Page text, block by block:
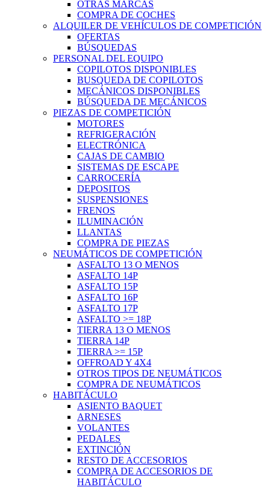
OTRAS MARCAS
COMPRA DE COCHES
ALQUILER DE VEHÍCULOS DE COMPETICIÓN
OFERTAS
BÚSQUEDAS
PERSONAL DEL EQUIPO
COPILOTOS DISPONIBLES
BUSQUEDA DE COPILOTOS
MECÁNICOS DISPONIBLES
BÚSQUEDA DE MECÁNICOS
PIEZAS DE COMPETICIÓN
MOTORES
REFRIGERACIÓN
ELECTRÓNICA
CAJAS DE CAMBIO
SISTEMAS DE ESCAPE
CARROCERÍA
DEPOSITOS
SUSPENSIONES
FRENOS
ILUMINACIÓN
LLANTAS
COMPRA DE PIEZAS
NEUMÁTICOS DE COMPETICIÓN
ASFALTO 13 O MENOS
ASFALTO 14P
ASFALTO 15P
ASFALTO 16P
ASFALTO 17P
ASFALTO >= 18P
TIERRA 13 O MENOS
TIERRA 14P
TIERRA >= 15P
OFFROAD Y 4X4
OTROS TIPOS DE NEUMÁTICOS
COMPRA DE NEUMÁTICOS
HABITÁCULO
ASIENTO BAQUET
ARNESES
VOLANTES
PEDALES
EXTINCIÓN
RESTO DE ACCESORIOS
COMPRA DE ACCESORIOS DE
HABITÁCULO